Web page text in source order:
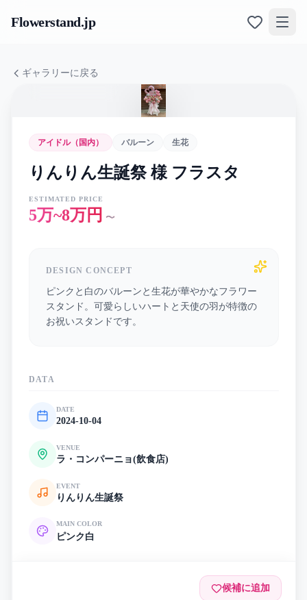
Flowerstand.jp
ギャラリーに戻る
アイドル（国内） バルーン 生花
りんりん生誕祭 様 フラスタ
ESTIMATED PRICE
5万~8万円 〜
DESIGN CONCEPT
ピンクと白のバルーンと生花が華やかなフラワー
スタンド。可愛らしいハートと天使の羽が特徴の
お祝いスタンドです。
DATA
DATE
2024-10-04
VENUE
ラ・コンパーニョ(飲食店)
EVENT
りんりん生誕祭
MAIN COLOR
ピンク 白
候補に追加